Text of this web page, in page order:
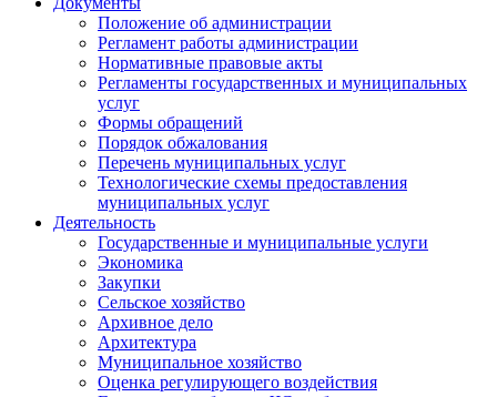
Положение об администрации
Регламент работы администрации
Нормативные правовые акты
Регламенты государственных и муниципальных
услуг
Формы обращений
Порядок обжалования
Перечень муниципальных услуг
Технологические схемы предоставления
муниципальных услуг
Деятельность
Государственные и муниципальные услуги
Экономика
Закупки
Сельское хозяйство
Архивное дело
Архитектура
Муниципальное хозяйство
Оценка регулирующего воздействия